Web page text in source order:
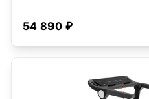
54 890 ₽